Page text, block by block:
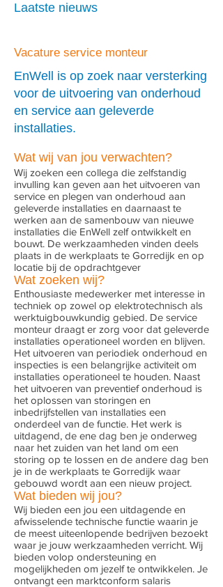
Laatste nieuws
Vacature service monteur
EnWell is op zoek naar versterking
voor de uitvoering van onderhoud
en service aan geleverde
installaties.
Wat wij van jou verwachten?
Wij zoeken een collega die zelfstandig
invulling kan geven aan het uitvoeren van
service en plegen van onderhoud aan
geleverde installaties en daarnaast te
werken aan de samenbouw van nieuwe
installaties die EnWell zelf ontwikkelt en
bouwt. De werkzaamheden vinden deels
plaats in de werkplaats te Gorredijk en op
locatie bij de opdrachtgever
Wat zoeken wij?
Enthousiaste medewerker met interesse in
techniek op zowel op elektrotechnisch als
werktuigbouwkundig gebied. De service
monteur draagt er zorg voor dat geleverde
installaties operationeel worden en blijven.
Het uitvoeren van periodiek onderhoud en
inspecties is een belangrijke activiteit om
installaties operationeel te houden. Naast
het uitvoeren van preventief onderhoud is
het oplossen van storingen en
inbedrijfstellen van installaties een
onderdeel van de functie. Het werk is
uitdagend, de ene dag ben je onderweg
naar het zuiden van het land om een
storing op te lossen en de andere dag ben
je in de werkplaats te Gorredijk waar
gebouwd wordt aan een nieuw project.
Wat bieden wij jou?
Wij bieden een jou een uitdagende en
afwisselende technische functie waarin je
de meest uiteenlopende bedrijven bezoekt
waar je jouw werkzaamheden verricht. Wij
bieden volop ondersteuning en
mogelijkheden om jezelf te ontwikkelen. Je
ontvangt een marktconform salaris